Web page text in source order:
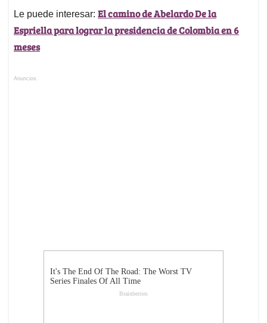
Le puede interesar: El camino de Abelardo De la
Espriella para lograr la presidencia de Colombia en 6
meses
Anuncios.